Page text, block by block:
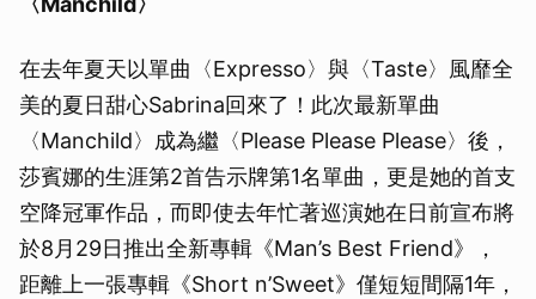
在去年夏天以單曲〈Expresso〉與〈Taste〉風靡全
美的夏日甜心Sabrina回來了！此次最新單曲
〈Manchild〉成為繼〈Please Please Please〉後，
莎賓娜的生涯第2首告示牌第1名單曲，更是她的首支
空降冠軍作品，而即使去年忙著巡演她在日前宣布將
於8月29日推出全新專輯《Man’s Best Friend》，
距離上一張專輯《Short n’Sweet》僅短短間隔1年，